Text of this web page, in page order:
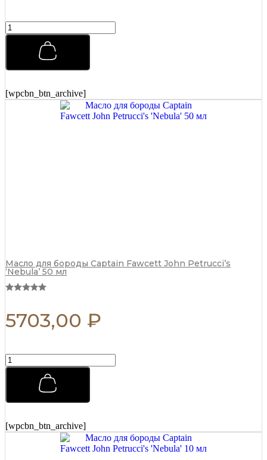
Премиальная
мужская
BARBER
Black
R341
[wpcbn_btn_archive]
Масло для бороды Captain Fawcett John Petrucci’s
‘Nebula’ 50 мл
5703,00 ₽
Премиальная
мужская
BARBER
Black
R341
[wpcbn_btn_archive]